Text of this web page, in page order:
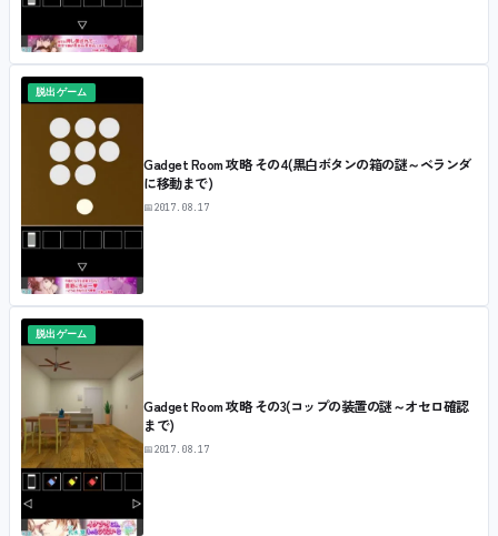
脱出ゲーム
Gadget Room 攻略 その4(黒白ボタンの箱の謎～ベランダ
に移動まで)
📅2017.08.17
脱出ゲーム
Gadget Room 攻略 その3(コップの装置の謎～オセロ確認
まで)
📅2017.08.17